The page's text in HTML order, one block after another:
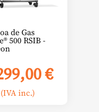
de Gas
500 RSIB -
€
(IVA inc.)